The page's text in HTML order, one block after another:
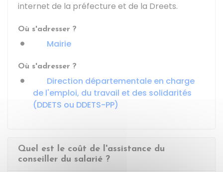
internet de la préfecture et de la Dreets.
Où s'adresser ?
Mairie
Où s'adresser ?
Direction départementale en charge
de l'emploi, du travail et des solidarités
(DDETS ou DDETS-PP)
Quel est le coût de l'assistance du
conseiller du salarié ?